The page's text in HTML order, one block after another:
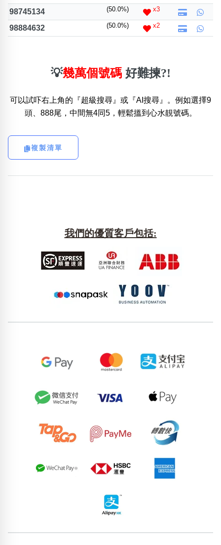
98745134 (50.0%) x3
98884632 (50.0%) x2
💡幾萬個號碼 好難揀?!
可以試吓右上角的『超級搜尋』或『AI搜尋』。例如選擇9
頭、888尾，中間無4同5，輕鬆搵到心水靚號碼。
複製清單
我們的優質客戶包括: